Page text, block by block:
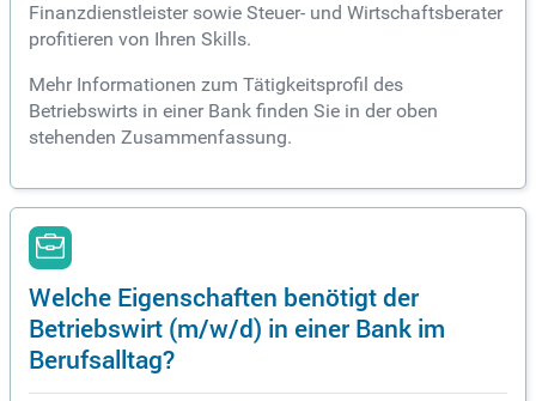
Finanzdienstleister sowie Steuer- und Wirtschaftsberater
profitieren von Ihren Skills.
Mehr Informationen zum Tätigkeitsprofil des
Betriebswirts in einer Bank finden Sie in der oben
stehenden Zusammenfassung.
Welche Eigenschaften benötigt der
Betriebswirt (m/w/d) in einer Bank im
Berufsalltag?